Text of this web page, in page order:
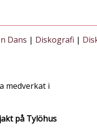
Dans | Diskografi |
medverkat i
på Tylöhus